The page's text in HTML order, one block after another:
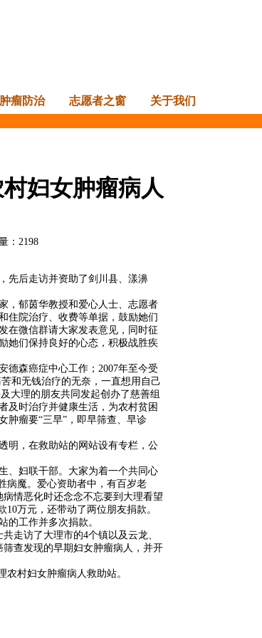
肿瘤防治 志愿者之窗 关于我们
妇女肿瘤病人
： 2198
先后走访并资助了剑川县、漾濞
，郁茵华教授和爱心人士、志愿者
住院治疗、收费等单据，鼓励她们
在微信群请大家发表意见，同时征
她们保持良好的心态，积极战胜疾
德森癌症中心工作；2007年至今受
和无钱治疗的无奈，一直想用自己
大理的朋友共同发起创办了慈善组
时治疗并健康生活，为农村贫困
肿瘤要“三早”，即早筛查、早诊
明，在救助站的网站设有专栏，公
、妇联干部。大家为着一个共同心
病魔。爱心资助者中，有百岁老
情恶化时还念念不忘要到大理看望
万元，还带动了两位朋友捐款。
的工作并多次捐款。
走访了大理市的4个镇以及云龙、
查发现的早期妇女肿瘤病人，并开
村妇女肿瘤病人救助站。